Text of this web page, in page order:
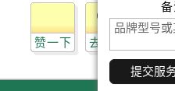
赞一下 去提问
备
提交服